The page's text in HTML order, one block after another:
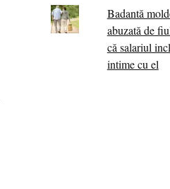
Badantă
abuzată de
că salariul
intime cu el